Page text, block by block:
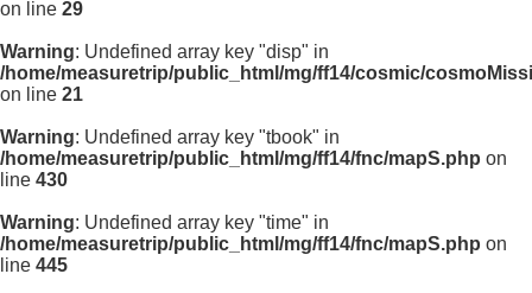
on line 29
Warning: Undefined array key "disp" in
/home/measuretrip/public_html/mg/ff14/cosmic/
on line 21
Warning: Undefined array key "tbook" in
/home/measuretrip/public_html/mg/ff14/fnc/mapS.php on
line 430
Warning: Undefined array key "time" in
/home/measuretrip/public_html/mg/ff14/fnc/mapS.php on
line 445